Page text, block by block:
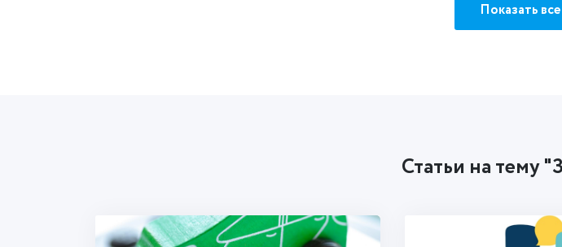
Показать
Статьи на тему